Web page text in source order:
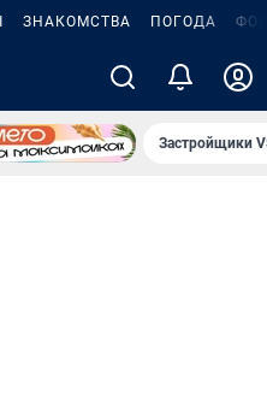
ЗНАКОМСТВА ПОГОДА
Застройщики